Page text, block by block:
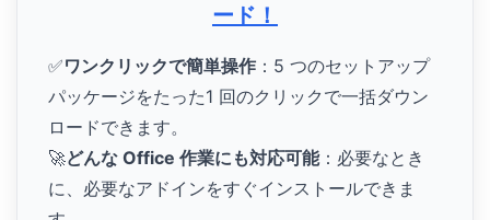
ード！
✅ワンクリックで簡単操作 ：5 つのセットアップ
パッケージをたった1 回のクリックで一括ダウン
ロードできます。
🚀どんな Office 作業にも対応可能：必要なとき
に、必要なアドインをすぐインストールできま